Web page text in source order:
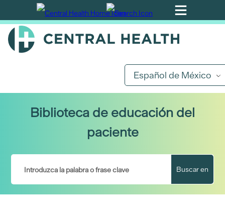
Ir
al
contenido
Español de México
Biblioteca de educación del
paciente
Buscar en